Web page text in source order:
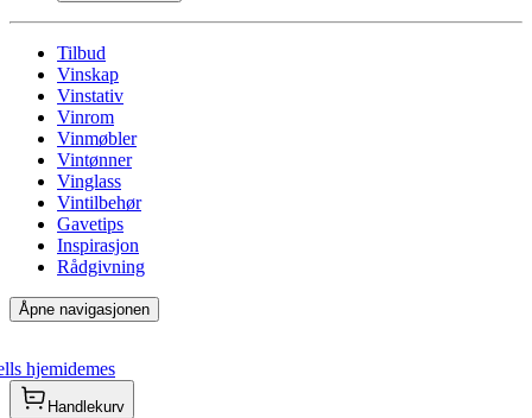
Tilbud
Vinskap
Vinstativ
Vinrom
Vinmøbler
Vintønner
Vinglass
Vintilbehør
Gavetips
Inspirasjon
Rådgivning
Åpne navigasjonen
hjemidemes
Handlekurv